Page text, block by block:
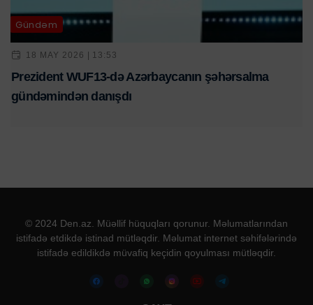
Gündəm
18 MAY 2026 | 13:53
Prezident WUF13-də Azərbaycanın şəhərsalma
gündəmindən danışdı
© 2024 Den.az. Müəllif hüquqları qorunur. Məlumatlarından
istifadə etdikdə istinad mütləqdir. Məlumat internet səhifələrində
istifadə edildikdə müvafiq keçidin qoyulması mütləqdir.